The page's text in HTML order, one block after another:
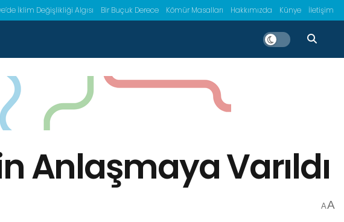
İklim Değişlikliği Algısı Bir Buçuk Derece Kömür Masalları Hakkımızda Künye İletişim
Anlaşmaya Varıldı
AA